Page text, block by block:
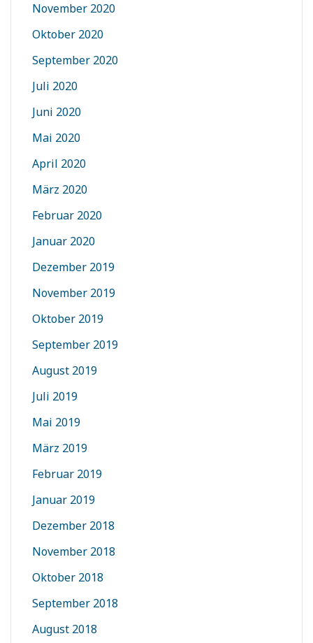
November 2020
Oktober 2020
September 2020
Juli 2020
Juni 2020
Mai 2020
April 2020
März 2020
Februar 2020
Januar 2020
Dezember 2019
November 2019
Oktober 2019
September 2019
August 2019
Juli 2019
Mai 2019
März 2019
Februar 2019
Januar 2019
Dezember 2018
November 2018
Oktober 2018
September 2018
August 2018